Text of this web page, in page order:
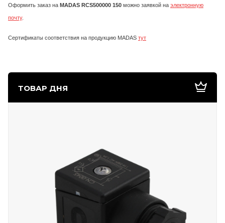
ТОВАР ДНЯ
Оформить заказ на MADAS RCS500000 150 можно заявкой на электронную
почту.
Сертификаты соответствия на продукцию MADAS тут